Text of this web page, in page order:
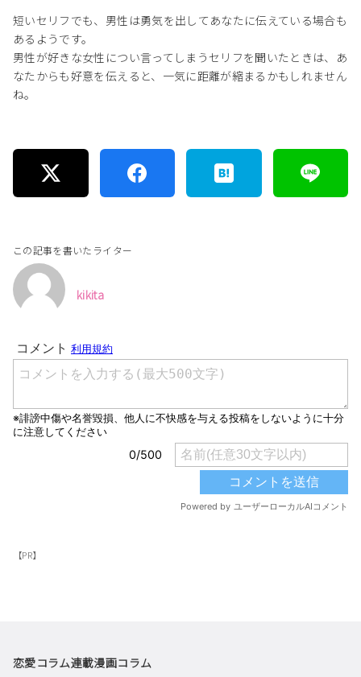
短いセリフでも、男性は勇気を出してあなたに伝えている場合も
あるようです。
男性が好きな女性につい言ってしまうセリフを聞いたときは、あ
なたからも好意を伝えると、一気に距離が縮まるかもしれません
ね。
この記事を書いたライター
kikita
【PR】
恋愛コラム連載漫画コラム